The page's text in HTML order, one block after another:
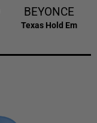
BEYONCE
Texas Hold Em